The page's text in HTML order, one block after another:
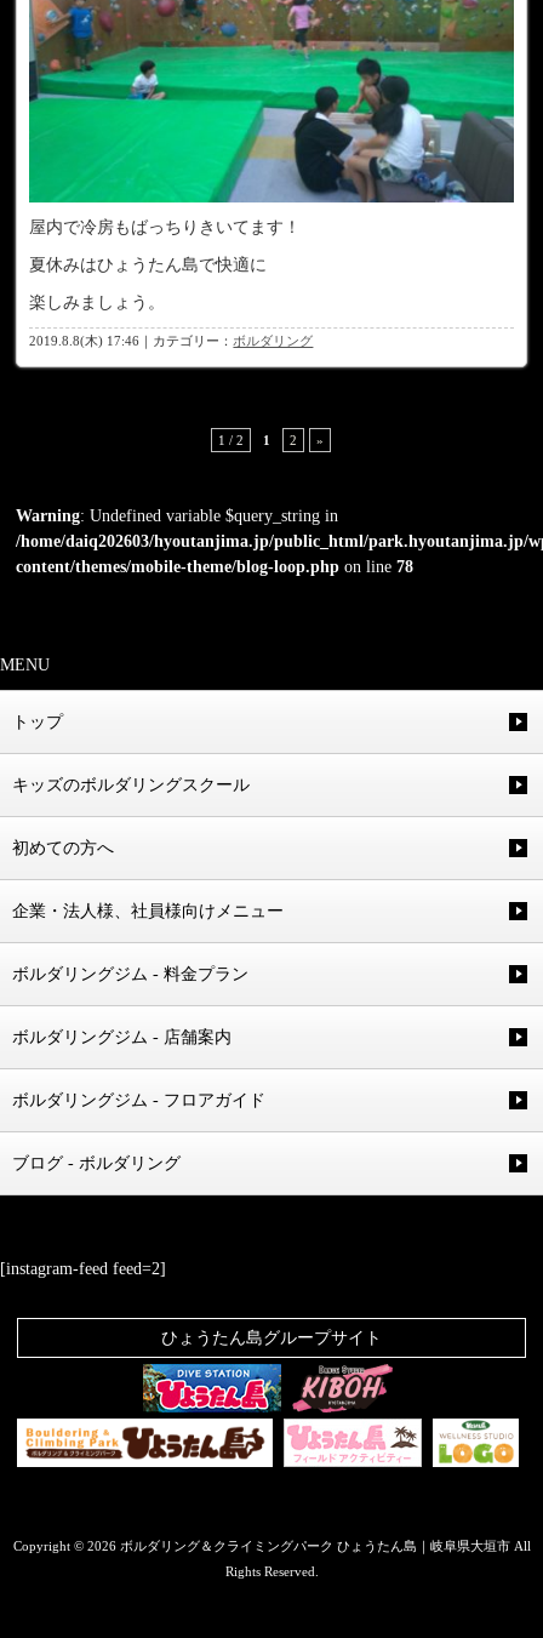
屋内で冷房もばっちりきいてます！
夏休みはひょうたん島で快適に
楽しみましょう。
2019.8.8(木) 17:46｜カテゴリー： ボルダリング
1 / 2 1 2 »
Warning: Undefined variable $query_string in
/home/daiq202603/hyoutanjima.jp/public_html/park.hyoutanjima.jp/
content/themes/mobile-theme/blog-loop.php on line78
MENU
トップ
キッズのボルダリングスクール
初めての方へ
企業・法人様、社員様向けメニュー
ボルダリングジム - 料金プラン
ボルダリングジム - 店舗案内
ボルダリングジム - フロアガイド
ブログ - ボルダリング
[instagram-feed feed=2]
ひょうたん島グループサイト
Copyright © 2026 ボルダリング＆クライミングパーク ひょうたん島｜岐阜県大垣市 All
Rights Reserved.